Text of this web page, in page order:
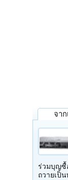
จา
ร่วมบุญซื้
ถวายเป็